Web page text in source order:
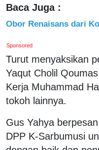
Baca Juga :
Obor Renaisans dari
Sponsored
Turut menyaksikan
Yaqut Cholil
Kerja Muhammad
tokoh lainnya.
Gus Yahya
DPP K-Sarbumusi